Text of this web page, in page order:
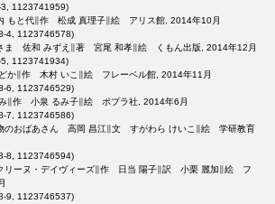
1123741959)
もと代∥作 松成 真理子∥絵 アリス館, 2014年10月
4, 1123746578)
ま 佐和 みずえ∥著 宮尾 和孝∥絵 くもん出版, 2014年12月
1123741934)
か∥作 木村 いこ∥絵 フレーベル館, 2014年11月
6, 1123746529)
∥作 小泉 るみ子∥絵 ポプラ社, 2014年6月
7, 1123746586)
のおばあさん 高岡 昌江∥文 すがわら けいこ∥絵 学研教育
8, 1123746594)
リーヌ・デイヴィーズ∥作 日当 陽子∥訳 小栗 麗加∥絵 フ
9, 1123746537)